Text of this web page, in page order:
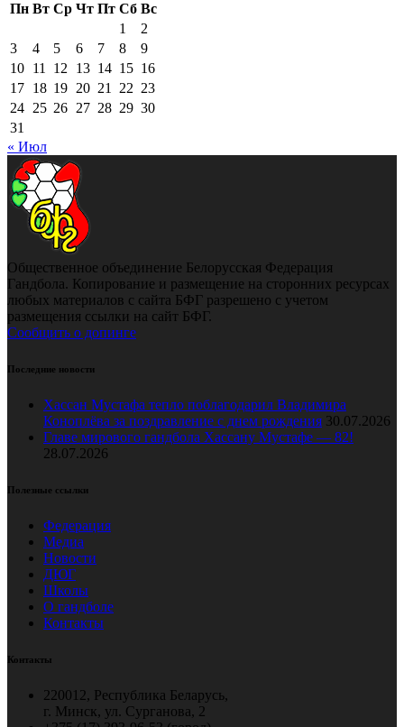
Пн Вт Ср Чт Пт Сб Вс
1
2
3
4 5 6 7 8
9
10 11 12 13 14 15 16
17 18 19 20 21 22 23
24 25 26 27 28 29 30
31
« Июл
Общественное объединение Белорусская Федерация
Гандбола. Копирование и размещение на сторонних ресурсах
любых материалов с сайта БФГ разрешено с учетом
размещения ссылки на сайт БФГ.
Сообщить о допинге
Последние новости
Хассан Мустафа тепло поблагодарил Владимира
Коноплёва за поздравление с днем рождения 30.07.2026
Главе мирового гандбола Хассану Мустафе — 82!
28.07.2026
Полезные ссылки
Федерация
Медиа
Новости
ДЮГ
Школы
О гандболе
Контакты
Контакты
220012, Республика Беларусь,
г. Минск, ул. Сурганова, 2